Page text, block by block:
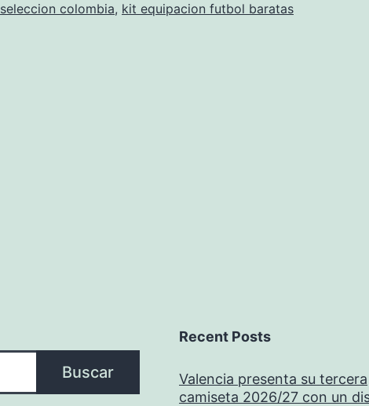
seleccion colombia, kit equipacion futbol baratas
Buscar
Recent Posts
Valencia presenta su tercera
camiseta 2026/27 con un